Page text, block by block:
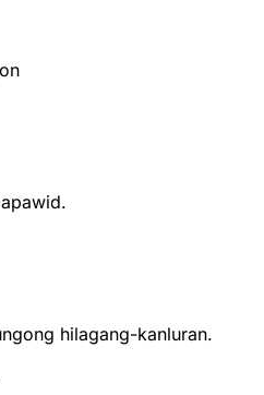
hilagang-kanluran.